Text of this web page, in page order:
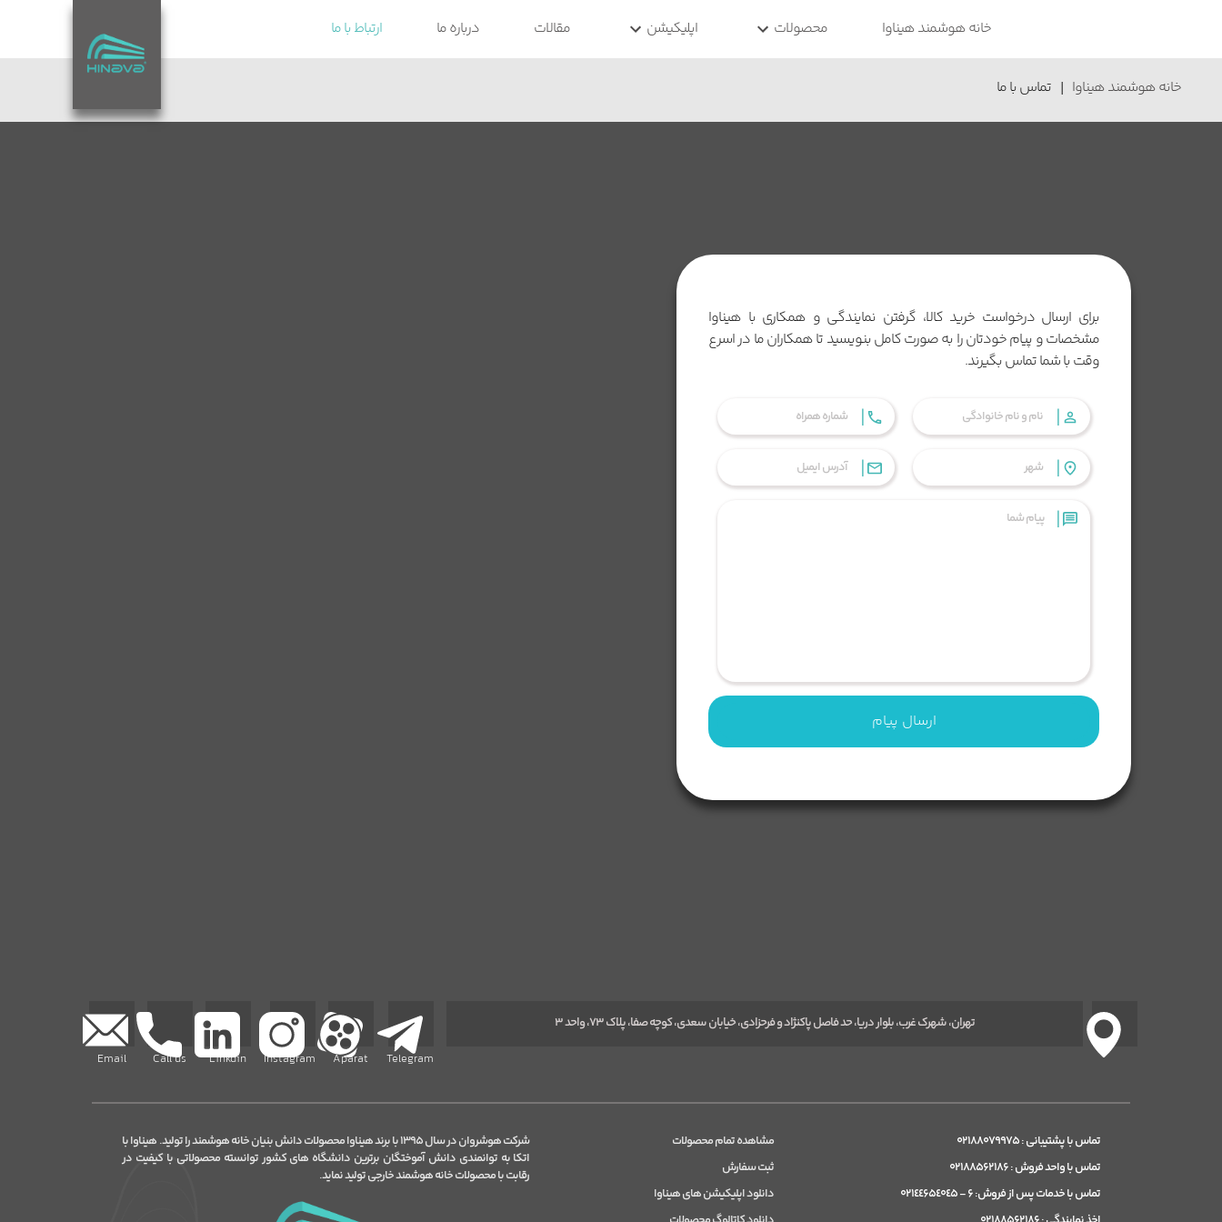
خانه هوشمند هیناوا محصولات اپلیکیشن مقالات درباره ما ارتباط با ما
خانه هوشمند هیناوا | تماس با ما
برای ارسال درخواست خرید کالا، گرفتن نمایندگی و همکاری با هیناوا
مشخصات و پیام خودتان را به صورت کامل بنویسید تا همکاران ما در اسرع
وقت با شما تماس بگیرند.
|
|
|
|
|
ارسال پیام
تهران، شهرک غرب، بلوار دریا، حد فاصل پاکنژاد و فرحزادی، خیابان سعدی، کوچه صفا، پلاک ۷۳، واحد ۳
Telegram
Aparat
Instagram
Linkdin
Call us
Email
تماس با پشتیبانی : ۰۲۱٨٨۰۷۹۹۷۵
تماس با واحد فروش : ۰۲۱٨٨۵۶٢۱٨۶
تماس با خدمات پس از فروش: ۶ - ۰۲۱٤٤۶۵٤۰٤۵
مشاهده تمام محصولات
ثبت سفارش
دانلود اپلیکیشن های هیناوا
شرکت هوشروان در سال ۱۳۹۵ با برند هیناوا محصولات دانش بنیان خانه هوشمند را تولید. هیناوا با
اتکا به توانمندی دانش آموختگان برترین دانشگاه های کشور توانسته محصولاتی با کیفیت در
رقابت با محصولات خانه هوشمند خارجی تولید نماید.